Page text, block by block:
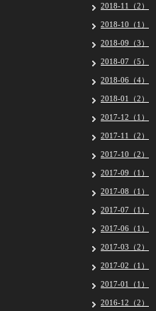
2018-11（2）
2018-10（1）
2018-09（3）
2018-07（5）
2018-06（4）
2018-01（2）
2017-12（1）
2017-11（2）
2017-10（2）
2017-09（1）
2017-08（1）
2017-07（1）
2017-06（1）
2017-03（2）
2017-02（1）
2017-01（1）
2016-12（2）